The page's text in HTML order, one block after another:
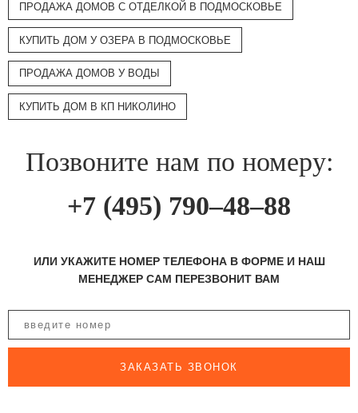
ПРОДАЖА ДОМОВ С ОТДЕЛКОЙ В ПОДМОСКОВЬЕ
КУПИТЬ ДОМ У ОЗЕРА В ПОДМОСКОВЬЕ
ПРОДАЖА ДОМОВ У ВОДЫ
КУПИТЬ ДОМ В КП НИКОЛИНО
Позвоните нам по номеру:
+7 (495) 790–48–88
ИЛИ УКАЖИТЕ НОМЕР ТЕЛЕФОНА В ФОРМЕ И НАШ
МЕНЕДЖЕР САМ ПЕРЕЗВОНИТ ВАМ
ЗАКАЗАТЬ ЗВОНОК